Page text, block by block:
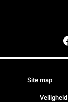
Site map
Veiligheid